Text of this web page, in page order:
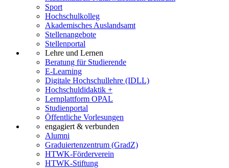
Sport
Hochschulkolleg
Akademisches Auslandsamt
Stellenangebote
Stellenportal
Lehre und Lernen
Beratung für Studierende
E-Learning
Digitale Hochschullehre (IDLL)
Hochschuldidaktik +
Lernplattform OPAL
Studienportal
Öffentliche Vorlesungen
engagiert & verbunden
Alumni
Graduiertenzentrum (GradZ)
HTWK-Förderverein
HTWK-Stiftung